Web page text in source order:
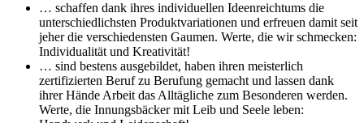
… schaffen dank ihres individuellen Ideenreichtums die
unterschiedlichsten Produktvariationen und erfreuen damit seit
jeher die verschiedensten Gaumen. Werte, die wir schmecken:
Individualität und Kreativität!
… sind bestens ausgebildet, haben ihren meisterlich
zertifizierten Beruf zu Berufung gemacht und lassen dank
ihrer Hände Arbeit das Alltägliche zum Besonderen werden.
Werte, die Innungsbäcker mit Leib und Seele leben: